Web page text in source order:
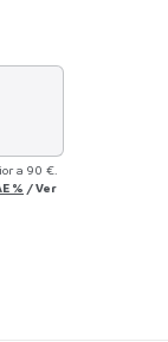
a 90 €.
% /Ver